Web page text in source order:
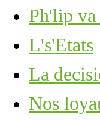
Ph'lip va
L's'Etats
La
Nos